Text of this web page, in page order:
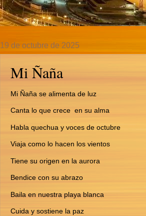
19 de octubre de 2025
Mi Ñaña
Mi Ñaña se alimenta de luz
Canta lo que crece en su alma
Habla quechua y voces de octubre
Viaja como lo hacen los vientos
Tiene su origen en la aurora
Bendice con su abrazo
Baila en nuestra playa blanca
Cuida y sostiene la paz